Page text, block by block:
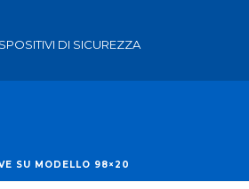
DI SICUREZZA
SU MODELLO 98×20